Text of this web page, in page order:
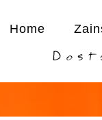
Home